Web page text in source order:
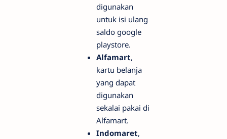
digunakan
untuk isi ulang
saldo google
playstore.
Alfamart,
kartu belanja
yang dapat
digunakan
sekalai pakai di
Alfamart.
Indomaret,